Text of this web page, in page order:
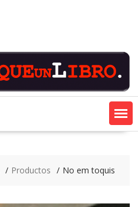
Productos No em toquis